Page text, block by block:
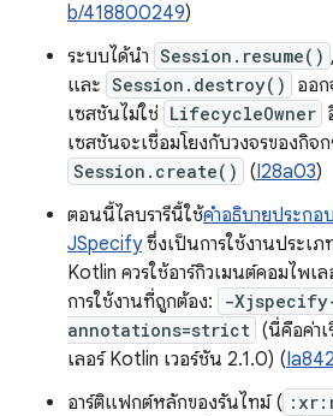
b/418800249)
ระบบได้นำ Session.resume() ,
และ Session.destroy()
ออ
เซสชันไม่ใช่ LifecycleOwner
เซสชันจะเชื่อมโยงกับวงจรของกิจ
Session.create() (I28a03)
ตอนนี้ไลบรารีนี้ใช้คำอธิบายประกอ
JSpecifyซึ่งเป็นการใช้งานประเ
Kotlin ควรใช้อาร์กิวเมนต์คอมไพเ
การใช้งานที่ถูกต้อง:
-
annotations=strict (นี่คือค่า
เลอร์ Kotlin เวอร์ชัน 2.1.0) (
อาร์ติแฟกต์หลักของรันไทม์ (